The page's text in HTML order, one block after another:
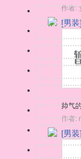
作者:
[男装]
帅气
作者:
[男装]